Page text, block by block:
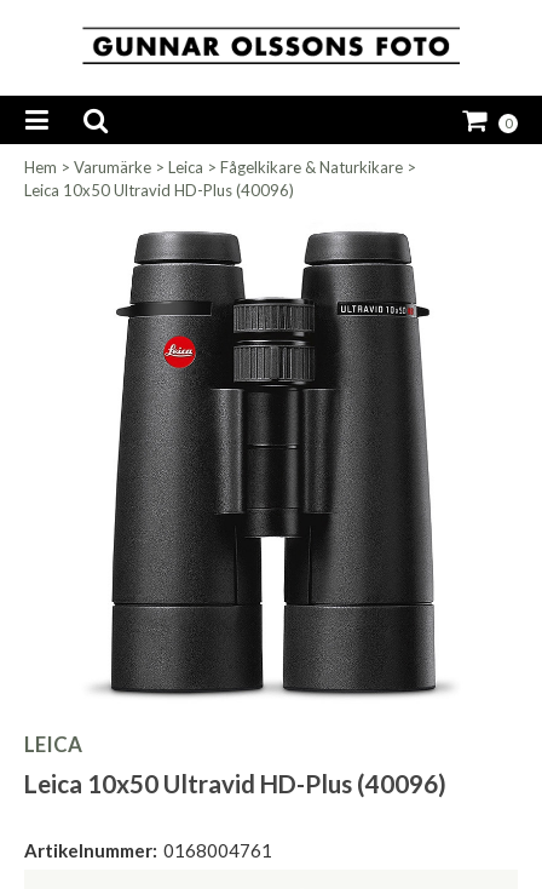
0
Hem > Varumärke > Leica > Fågelkikare & Naturkikare >
Leica 10x50 Ultravid HD-Plus (40096)
LEICA
Leica 10x50 Ultravid HD-Plus (40096)
Artikelnummer: 0168004761